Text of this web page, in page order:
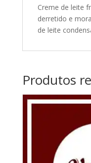
Creme de leite
derretido e
de leite
Produtos